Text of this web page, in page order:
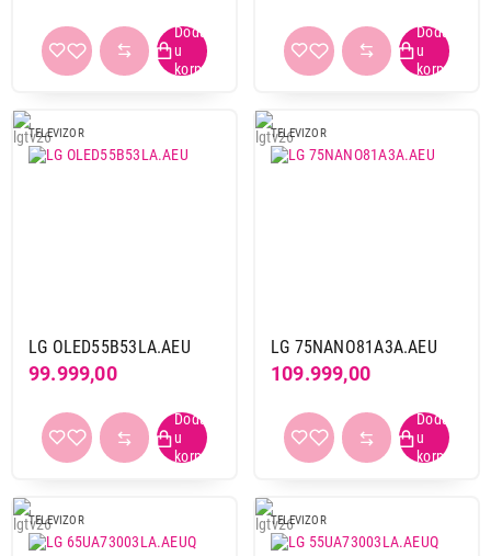
TELEVIZOR
LG OLED55B53LA.AEU
99.999,00
TELEVIZOR
LG 75NANO81A3A.AEU
109.999,00
TELEVIZOR TELEVIZOR